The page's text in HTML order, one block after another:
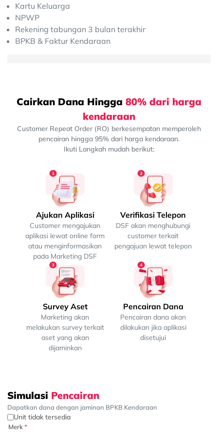
Kartu Keluarga
NPWP
Rekening tabungan 3 bulan terakhir
BPKB & Faktur Kendaraan
Cairkan Dana Hingga 80% dari harga
kendaraan
Customer Repeat Order (RO) berkesempatan memperoleh
pencairan hingga 95% dari harga kendaraan.
Ikuti Langkah mudah berikut:
Ajukan Aplikasi
Customer mengajukan
aplikasi lewat online form
atau menginformasikan
pada Marketing DSF
Verifikasi Telepon
DSF akan menghubungi
customer terkait
pengajuan lewat telepon
Survey Aset
Marketing akan
melakukan survey terkait
aset yang akan
dijaminkan
Pencairan Dana
Pencairan dana akan
dilakukan jika aplikasi
disetujui
Simulasi Pencairan
Dapatkan dana dengan jaminan BPKB Kendaraan
Unit tidak tersedia
Merk*